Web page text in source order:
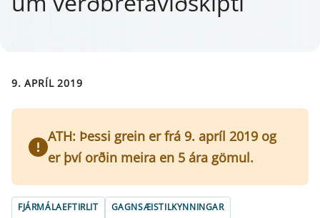
9. APRÍL 2019
ATH: Þessi grein er frá 9. apríl 2019 og
er því orðin meira en 5 ára gömul.
FJÁRMÁLAEFTIRLIT GAGNSÆISTILKYNNINGAR